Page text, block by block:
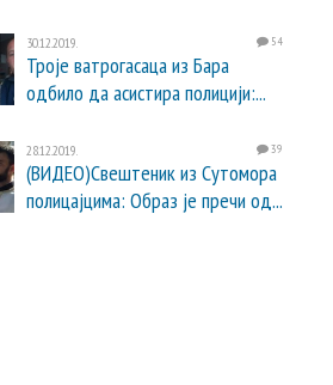
30.12.2019. 54
Троје ватрогасаца из Бара
одбило да асистира полицији:...
28.12.2019. 39
(ВИДЕО)Свештеник из Сутомора
полицајцима: Образ је пречи од...